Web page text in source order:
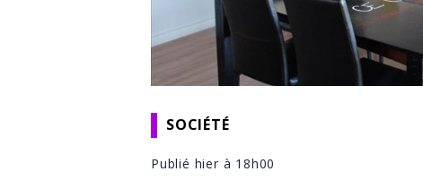
SOCIÉTÉ
Publié hier à 18h00